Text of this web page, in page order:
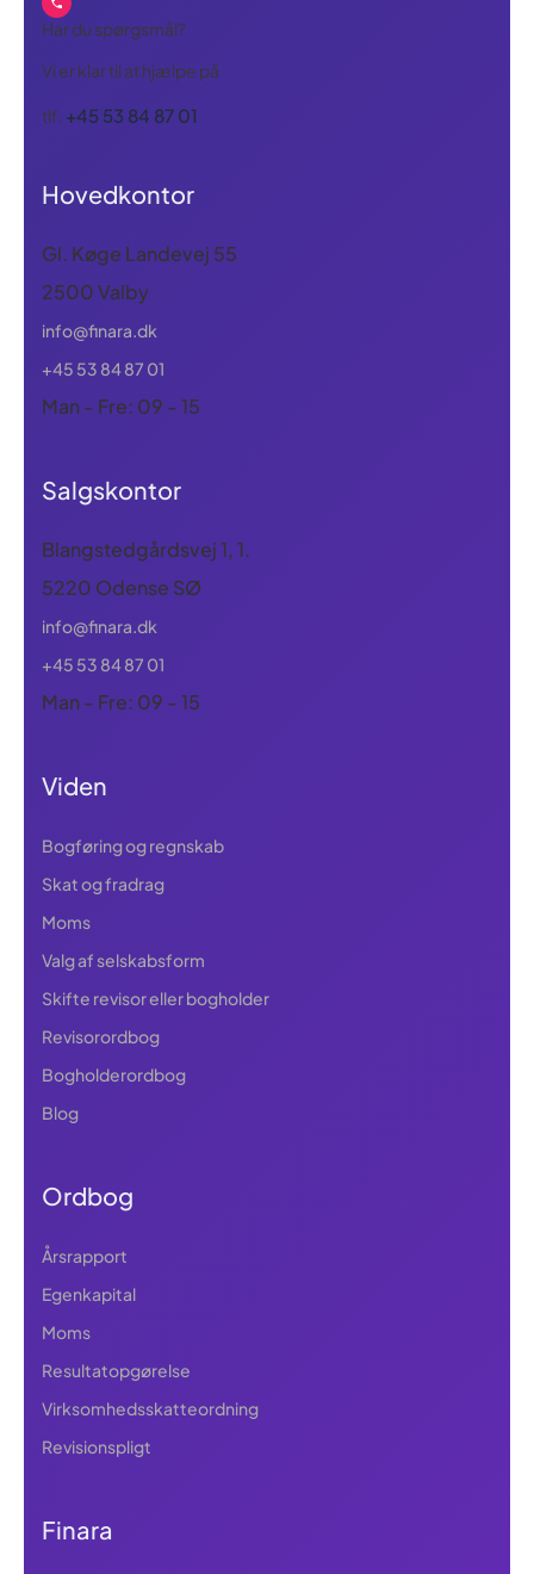
Har du spørgsmål?
Vi er klar til at hjælpe på
tlf. +45 53 84 87 01
Hovedkontor
Gl. Køge Landevej 55
2500 Valby
info@finara.dk
+45 53 84 87 01
Man - Fre: 09 - 15
Salgskontor
Blangstedgårdsvej 1, 1.
5220 Odense SØ
info@finara.dk
+45 53 84 87 01
Man - Fre: 09 - 15
Viden
Bogføring og regnskab
Skat og fradrag
Moms
Valg af selskabsform
Skifte revisor eller bogholder
Revisorordbog
Bogholderordbog
Blog
Ordbog
Årsrapport
Egenkapital
Moms
Resultatopgørelse
Virksomhedsskatteordning
Revisionspligt
Finara